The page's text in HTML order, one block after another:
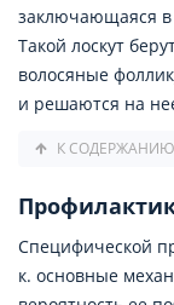
заключающаяся в
Такой лоскут
волосяные
и решаются на
К СОДЕРЖАНИЮ
Специфической
к. основные